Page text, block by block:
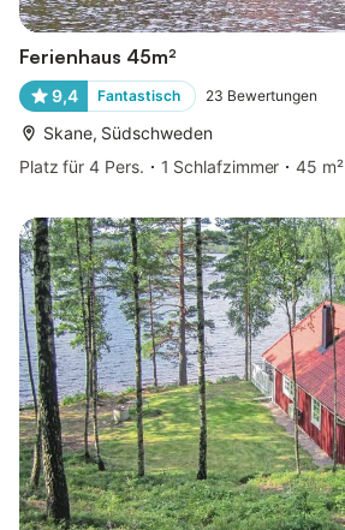
Ferienhaus 45m²
9,4 Fantastisch 23 Bewertungen
Skane, Südschweden
Platz für 4 Pers.
1 Schlafzimmer 45 m²